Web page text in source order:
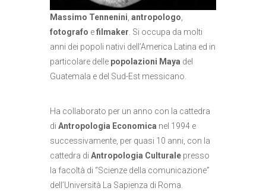
Massimo Tennenini, antropologo,
fotografo efilmaker. Si occupa da molti
anni dei popoli nativi dell’America Latina ed in
particolare delle popolazioni Maya del
Guatemala e del Sud-Est messicano.
Ha collaborato per un anno con la cattedra
di Antropologia Economica nel 1994 e
successivamente, per quasi 10 anni, con la
cattedra di Antropologia Culturale presso
la facoltà di “Scienze della comunicazione”
dell’Università La Sapienza di Roma.